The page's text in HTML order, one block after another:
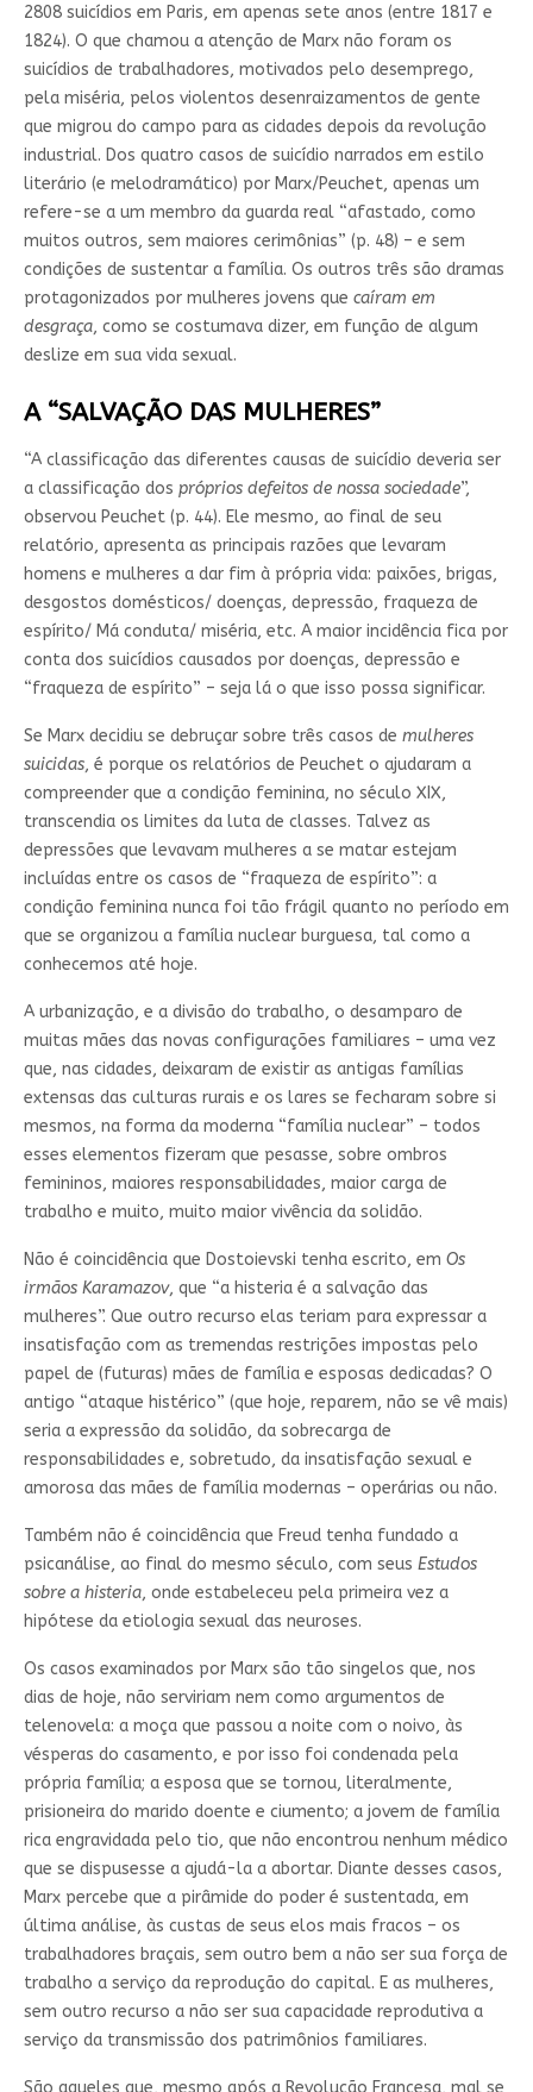
2808 suicídios em Paris, em apenas sete anos (entre 1817 e
1824). O que chamou a atenção de Marx não foram os
suicídios de trabalhadores, motivados pelo desemprego,
pela miséria, pelos violentos desenraizamentos de gente
que migrou do campo para as cidades depois da revolução
industrial. Dos quatro casos de suicídio narrados em estilo
literário (e melodramático) por Marx/Peuchet, apenas um
refere-se a um membro da guarda real “afastado, como
muitos outros, sem maiores cerimônias” (p. 48) – e sem
condições de sustentar a família. Os outros três são dramas
protagonizados por mulheres jovens que caíram em
desgraça, como se costumava dizer, em função de algum
deslize em sua vida sexual.
A “SALVAÇÃO DAS MULHERES”
“A classificação das diferentes causas de suicídio deveria ser
a classificação dos próprios defeitos de nossa sociedade”,
observou Peuchet (p. 44). Ele mesmo, ao final de seu
relatório, apresenta as principais razões que levaram
homens e mulheres a dar fim à própria vida: paixões, brigas,
desgostos domésticos/ doenças, depressão, fraqueza de
espírito/ Má conduta/ miséria, etc. A maior incidência fica por
conta dos suicídios causados por doenças, depressão e
“fraqueza de espírito” – seja lá o que isso possa significar.
Se Marx decidiu se debruçar sobre três casos de mulheres
suicidas, é porque os relatórios de Peuchet o ajudaram a
compreender que a condição feminina, no século XIX,
transcendia os limites da luta de classes. Talvez as
depressões que levavam mulheres a se matar estejam
incluídas entre os casos de “fraqueza de espírito”: a
condição feminina nunca foi tão frágil quanto no período em
que se organizou a família nuclear burguesa, tal como a
conhecemos até hoje.
A urbanização, e a divisão do trabalho, o desamparo de
muitas mães das novas configurações familiares – uma vez
que, nas cidades, deixaram de existir as antigas famílias
extensas das culturas rurais e os lares se fecharam sobre si
mesmos, na forma da moderna “família nuclear” – todos
esses elementos fizeram que pesasse, sobre ombros
femininos, maiores responsabilidades, maior carga de
trabalho e muito, muito maior vivência da solidão.
Não é coincidência que Dostoievski tenha escrito, em Os
irmãos Karamazov, que “a histeria é a salvação das
mulheres”. Que outro recurso elas teriam para expressar a
insatisfação com as tremendas restrições impostas pelo
papel de (futuras) mães de família e esposas dedicadas? O
antigo “ataque histérico” (que hoje, reparem, não se vê mais)
seria a expressão da solidão, da sobrecarga de
responsabilidades e, sobretudo, da insatisfação sexual e
amorosa das mães de família modernas – operárias ou não.
Também não é coincidência que Freud tenha fundado a
psicanálise, ao final do mesmo século, com seus Estudos
sobre a histeria, onde estabeleceu pela primeira vez a
hipótese da etiologia sexual das neuroses.
Os casos examinados por Marx são tão singelos que, nos
dias de hoje, não serviriam nem como argumentos de
telenovela: a moça que passou a noite com o noivo, às
vésperas do casamento, e por isso foi condenada pela
própria família; a esposa que se tornou, literalmente,
prisioneira do marido doente e ciumento; a jovem de família
rica engravidada pelo tio, que não encontrou nenhum médico
que se dispusesse a ajudá-la a abortar. Diante desses casos,
Marx percebe que a pirâmide do poder é sustentada, em
última análise, às custas de seus elos mais fracos – os
trabalhadores braçais, sem outro bem a não ser sua força de
trabalho a serviço da reprodução do capital. E as mulheres,
sem outro recurso a não ser sua capacidade reprodutiva a
serviço da transmissão dos patrimônios familiares.
São aqueles que, mesmo após a Revolução Francesa, mal se